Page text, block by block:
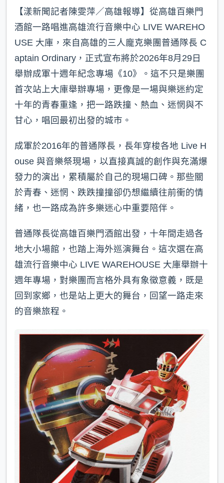
【漾新聞記者陳雯萍／高雄報導】從高雄百樂門
酒館一路唱進高雄流行音樂中心 LIVE WAREHO
USE 大庫，來自高雄的三人龐克樂團普通隊長 C
aptain Ordinary，正式宣布將於2026年8月29日
舉辦成軍十週年紀念專場《10》。這不只是樂團
首次站上大庫舉辦專場，更像是一場與樂迷約定
十年的青春重逢，把一路跌撞、熱血、迷惘與不
甘心，唱回最初出發的城市。
成軍於2016年的普通隊長，長年穿梭各地 Live H
ouse 與音樂祭現場，以直接真誠的創作與充滿爆
發力的演出，累積屬於自己的現場口碑。那些關
於青春、迷惘、跌跌撞撞卻仍想繼續往前衝的情
緒，也一路成為許多樂迷心中重要陪伴。
普通隊長從高雄百樂門酒館出發，十年間走過各
地大小場館，也踏上海外巡演舞台。這次選在高
雄流行音樂中心 LIVE WAREHOUSE 大庫舉辦十
週年專場，對樂團而言格外具有象徵意義，既是
回到家鄉，也是站上更大的舞台，回望一路走來
的音樂旅程。